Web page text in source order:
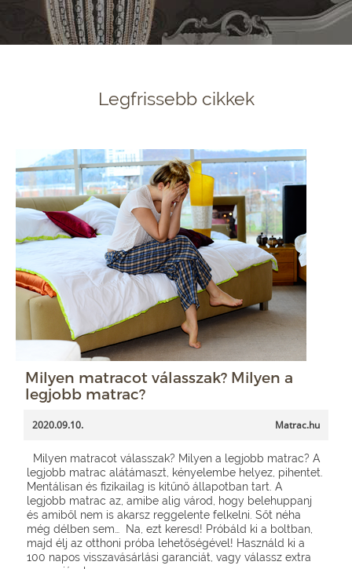
Legfrissebb cikkek
Milyen matracot válasszak? Milyen a
legjobb matrac?
2020.09.10. Matrac.hu
Milyen matracot válasszak? Milyen a legjobb matrac? A
legjobb matrac alátámaszt, kényelembe helyez, pihentet.
Mentálisan és fizikailag is kitűnő állapotban tart. A
legjobb matrac az, amibe alig várod, hogy belehuppanj
és amiből nem is akarsz reggelente felkelni. Sőt néha
még délben sem… Na, ezt keresd! Próbáld ki a boltban,
majd élj az otthoni próba lehetőségével! Használd ki a
100 napos visszavásárlási garanciát, vagy válassz extra